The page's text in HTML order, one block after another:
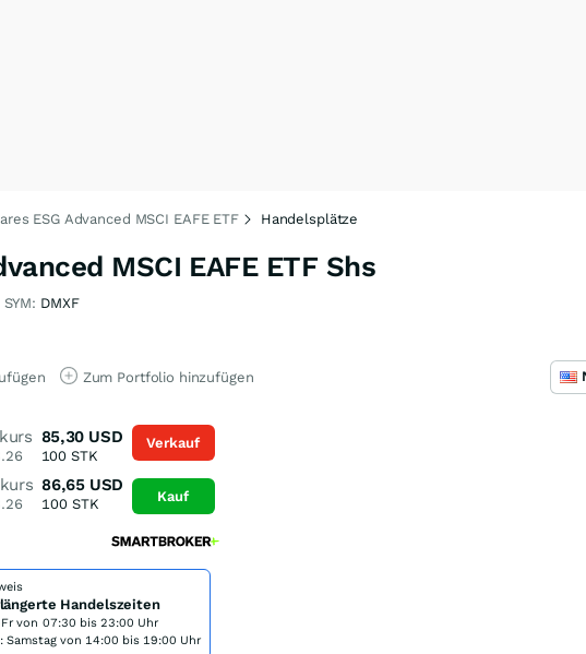
ESG Advanced MSCI EAFE ETF Handelsplätze
MSCI EAFE ETF Shs
SYM: DMXF
Zum Portfolio hinzufügen
85,30 USD
100 STK
86,65 USD
100STK
Verkauf
Kauf
Handelszeiten
von 07:30 bis 23:00 Uhr
Samstag von 14:00 bis 19:00 Uhr